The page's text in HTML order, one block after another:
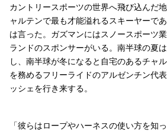
カントリースポーツの世界へ飛び込んだ
ャルテンで最も才能溢れるスキーヤーで
は言った。ガズマンにはスノースポーツ
ランドのスポンサーがいる。南半球の夏
し、南半球が冬になると自宅のあるチャ
を務めるフリーライドのアルゼンチン代
ッシェを行き来する。
「彼らはロープやハーネスの使い方を知